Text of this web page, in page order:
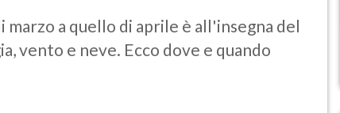
marzo a quello di aprile è all'insegna del
vento e neve. Ecco dove e quando